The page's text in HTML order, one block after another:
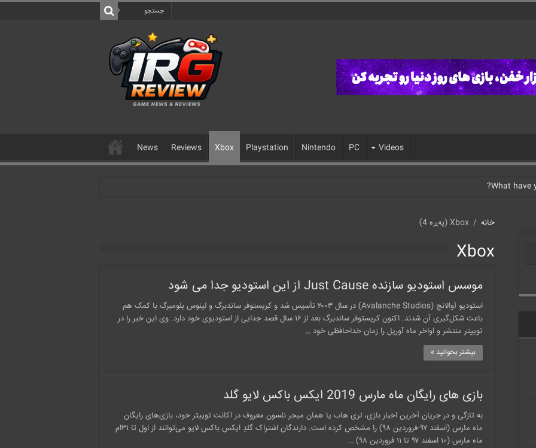
News Reviews Xbox Playstation Nintendo PC Videos
خانه /
Xbox (پەڕە 4)
Xbox
موسس استودیو سازنده Just Cause از این استودیو جدا می شود
استودیو آوالانچ (Avalanche Studios) در سال ۲۰۰۳ تأسیس شد و کریستوفر ساندبرگ و لینوس بلومبرگ با کمک هم
باعث شکل‌گیری آن شدند. اکنون کریستوفر ساندبرگ بعد از ۱۶ سال قصد جدایی از استودیوی خود دارد. وی این خبر را در
توییتر منتشر و اواخر ماه آوریل را زمان خداحافظی خود …
بیشتر بخوانید »
بازی های رایگان ماه مارس 2019 ایکس باکس لایو گلد
به تازگی و در جریان آخرین اخبار بازی، لری هاب یا همان میجر نلسون معروف در اکانت توییتر خود، بازی‌های رایگان
ماه مارس (اسفند ۹۷-فروردین ۹۸) را مشخص کرده است. دارندگان اشتراک گلدِ ایکس باکس لایو می‌توانند از اول تا ۳۱ام
ماه مارس (۱۰ اسفند ۹۷ تا ۱۱ فروردین ۹۸) …